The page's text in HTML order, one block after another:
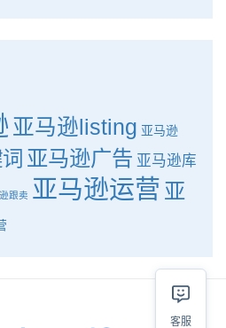
亚马逊listing 亚马逊
亚马逊广告 亚马逊库
跟卖 亚马逊运营 亚
客服